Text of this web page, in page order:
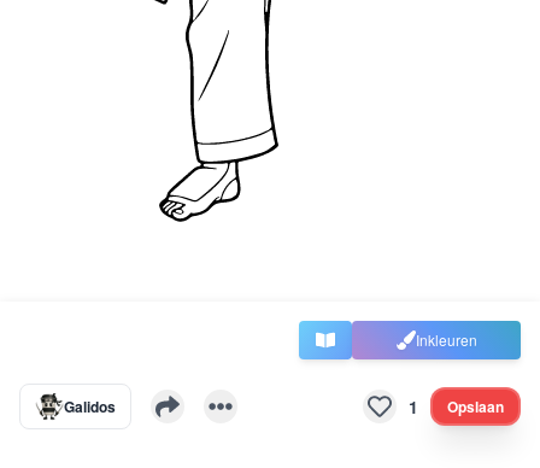
Inkleuren
Galidos 1 Opslaan